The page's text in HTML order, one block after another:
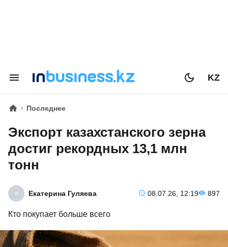
KZ
Последнее
Экспорт казахстанского зерна
достиг рекордных 13,1 млн
тонн
Екатерина Гуляева 08.07.26, 12:19 897
Кто покупает больше всего